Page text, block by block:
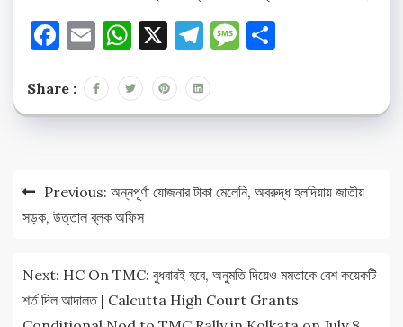
Facebook
EmailWhatsApp
X Telegram
Message
Share :
Post
navigation
Previous: অন্নপূর্ণা যোজনার টাকা মেলেনি, অবরুদ্ধ হলদিয়ায় জাতীয়
সড়ক, উত্তাল ব্লক অফিস
Next: HC On TMC: বুধবারই হবে, অনুমতি দিয়েও মমতাকে বেশ কয়েকটি
শর্ত দিল আদালত | Calcutta High Court Grants